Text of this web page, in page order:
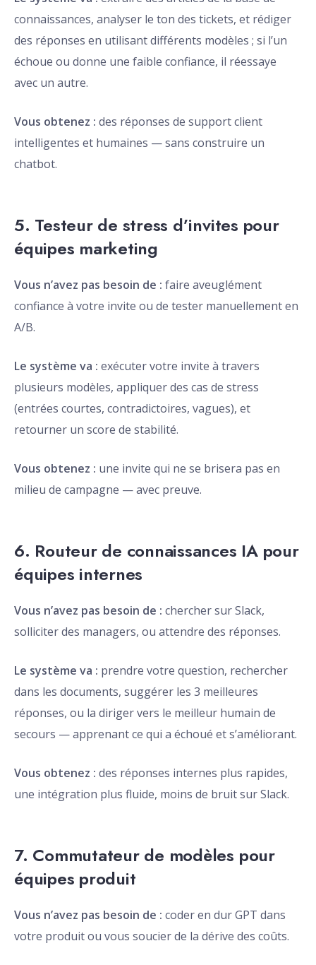
connaissances, analyser le ton des tickets, et rédiger
des réponses en utilisant différents modèles ; si l’un
échoue ou donne une faible confiance, il réessaye
avec un autre.
Vous obtenez : des réponses de support client
intelligentes et humaines — sans construire un
chatbot.
5. Testeur de stress d’invites pour
équipes marketing
Vous n’avez pas besoin de : faire aveuglément
confiance à votre invite ou de tester manuellement en
A/B.
Le système va : exécuter votre invite à travers
plusieurs modèles, appliquer des cas de stress
(entrées courtes, contradictoires, vagues), et
retourner un score de stabilité.
Vous obtenez : une invite qui ne se brisera pas en
milieu de campagne — avec preuve.
6. Routeur de connaissances IA pour
équipes internes
Vous n’avez pas besoin de : chercher sur Slack,
solliciter des managers, ou attendre des réponses.
Le système va : prendre votre question, rechercher
dans les documents, suggérer les 3 meilleures
réponses, ou la diriger vers le meilleur humain de
secours — apprenant ce qui a échoué et s’améliorant.
Vous obtenez : des réponses internes plus rapides,
une intégration plus fluide, moins de bruit sur Slack.
7. Commutateur de modèles pour
équipes produit
Vous n’avez pas besoin de : coder en dur GPT dans
votre produit ou vous soucier de la dérive des coûts.